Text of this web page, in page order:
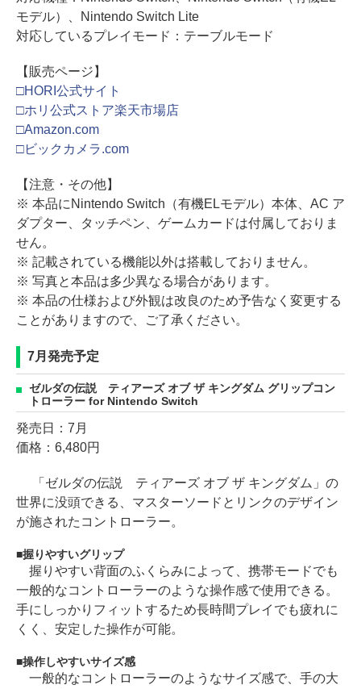
モデル）、Nintendo Switch Lite
対応しているプレイモード：テーブルモード
【販売ページ】
□HORI公式サイト
□ホリ公式ストア楽天市場店
□Amazon.com
□ビックカメラ.com
【注意・その他】
※ 本品にNintendo Switch（有機ELモデル）本体、AC ア
ダプター、タッチペン、ゲームカードは付属しておりま
せん。
※ 記載されている機能以外は搭載しておりません。
※ 写真と本品は多少異なる場合があります。
※ 本品の仕様および外観は改良のため予告なく変更する
ことがありますので、ご了承ください。
7月発売予定
ゼルダの伝説 ティアーズ オブ ザ キングダム グリップコン
トローラー for Nintendo Switch
発売日：7月
価格：6,480円
「ゼルダの伝説 ティアーズ オブ ザ キングダム」の
世界に没頭できる、マスターソードとリンクのデザイン
が施されたコントローラー。
握りやすいグリップ
握りやすい背面のふくらみによって、携帯モードでも
一般的なコントローラーのような操作感で使用できる。
手にしっかりフィットするため長時間プレイでも疲れに
くく、安定した操作が可能。
操作しやすいサイズ感
一般的なコントローラーのようなサイズ感で、手の大